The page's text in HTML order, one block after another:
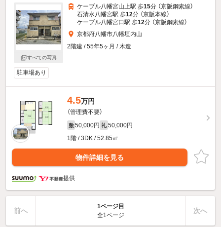
すべての写真
ケーブル八幡宮山上駅 歩15分 （京阪鋼索線）
石清水八幡宮駅 歩12分 （京阪本線）
ケーブル八幡宮口駅 歩12分 （京阪鋼索線）
京都府八幡市八幡垣内山
2階建 / 55年5ヶ月 / 木造
駐車場あり
4.5万円
（管理費不要）
敷 50,000円 礼 50,000円
1階 / 3DK / 52.85㎡
物件詳細を見る
提供
前へ
1ページ目
全1ページ
次へ